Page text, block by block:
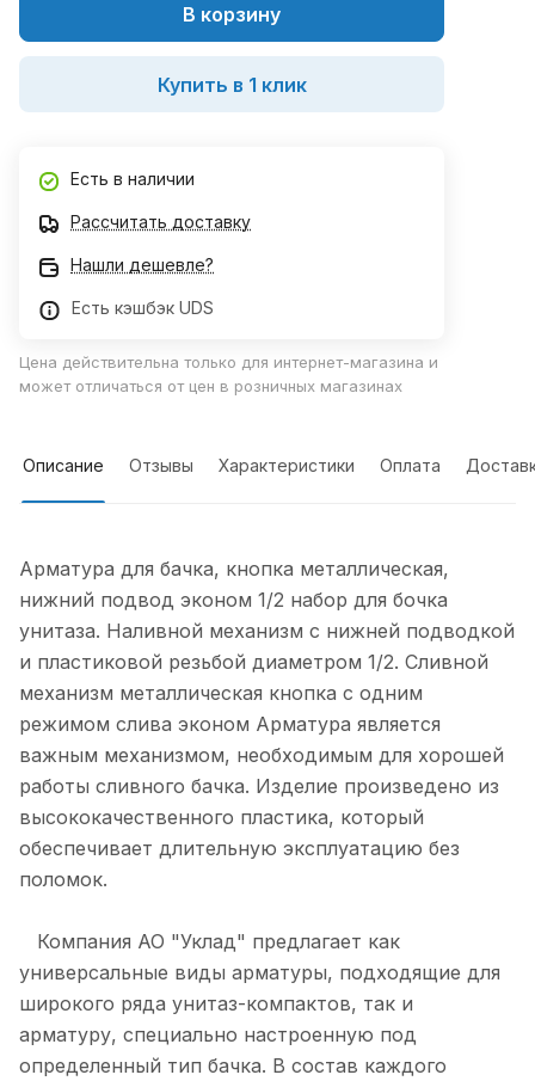
В корзину
Купить в 1 клик
Есть в наличии
Рассчитать доставку
Нашли дешевле?
Есть кэшбэк UDS
Цена действительна только для интернет-магазина и
может отличаться от цен в розничных магазинах
Описание Отзывы Характеристики Оплата
Арматура для бачка, кнопка металлическая,
нижний подвод эконом 1/2 набор для бочка
унитаза. Наливной механизм с нижней подводкой
и пластиковой резьбой диаметром 1/2. Сливной
механизм металлическая кнопка с одним
режимом слива эконом Арматура является
важным механизмом, необходимым для хорошей
работы сливного бачка. Изделие произведено из
высококачественного пластика, который
обеспечивает длительную эксплуатацию без
поломок.
Компания АО "Уклад" предлагает как
универсальные виды арматуры, подходящие для
широкого ряда унитаз-компактов, так и
арматуру, специально настроенную под
определенный тип бачка. В состав каждого